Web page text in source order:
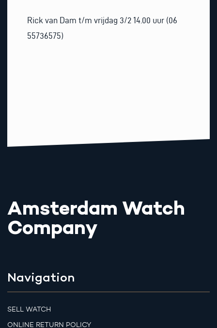
Rick van Dam t/m vrijdag 3/2 14.00 uur (06
55736575)
Amsterdam Watch
Company
Navigation
SELL WATCH
ONLINE RETURN POLICY